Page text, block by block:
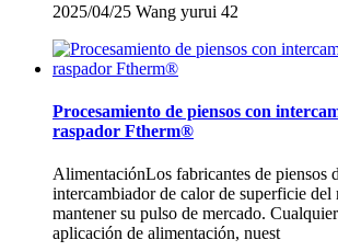
2025/04/25 Wang yurui 42
Procesamiento de piensos con
raspador Ftherm®
AlimentaciónLos fabricantes de piensos
intercambiador de calor de superficie del
mantener su pulso de mercado.
aplicación de alimentación, nuest